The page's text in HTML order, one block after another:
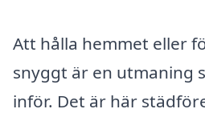
Att hålla hemmet eller
snyggt är en utmaning
inför. Det är här